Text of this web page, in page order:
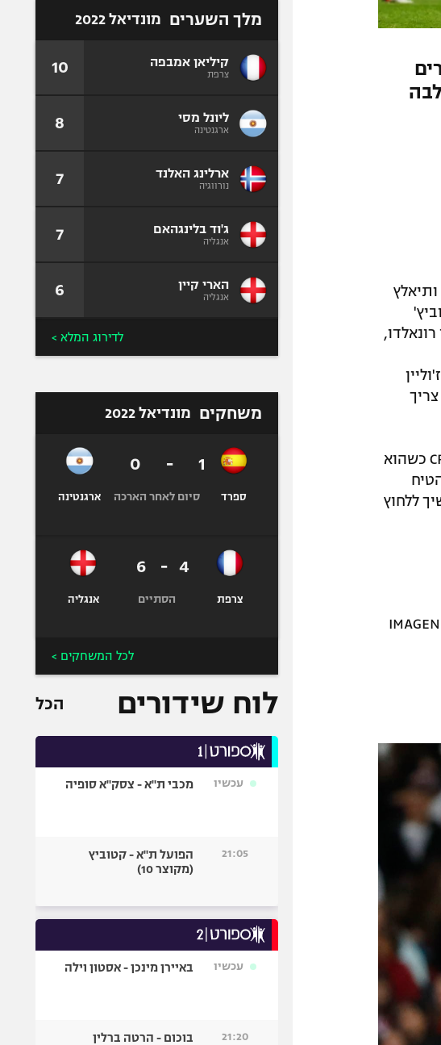
על ידי סרביה ותיאלץ
רונאלדו,
מי שעוד היה כנראה ממש לא מרוצה מסנטוס, היה רונאלדו עצמו. לאחר המשחק תועד CR7 כשהוא
ללחוץ
מלך השערים מונדיאל 2022
קיליאן אמבפה
צרפת 10
ליונל מסי
ארגנטינה 8
ארלינג האלנד
נורווגיה 7
ג'וד בלינגהאם
אנגליה 7
הארי קיין
אנגליה 6
לדירוג המלא >
משחקים מונדיאל 2022
ספרד
1
-
0
סיום לאחר הארכה ארגנטינה
צרפת
4
-
6
הסתיים אנגליה
לכל המשחקים >
לוח שידורים הכל
עכשיו מכבי ת"א - צסק"א סופיה
21:05
הפועל ת"א - קטוביץ
(מקוצר 10)
עכשיו באיירן מינכן - אסטון וילה
21:20 בוכום - הרטה ברלין